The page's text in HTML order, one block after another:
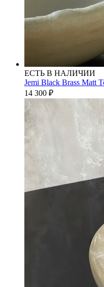
ЕСТЬ В НАЛИЧИИ
Jemi Black Brass Matt
14 300 ₽